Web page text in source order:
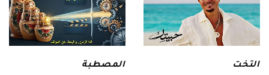
التخت المصطبة